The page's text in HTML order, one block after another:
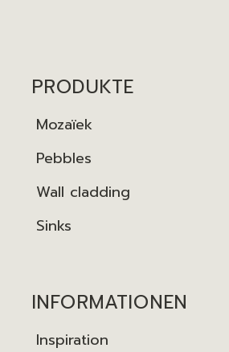
PRODUKTE
Mozaïek
Pebbles
Wall cladding
Sinks
INFORMATIONEN
Inspiration